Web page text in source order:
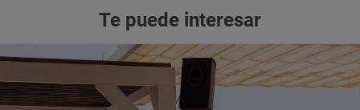
Te puede interesar